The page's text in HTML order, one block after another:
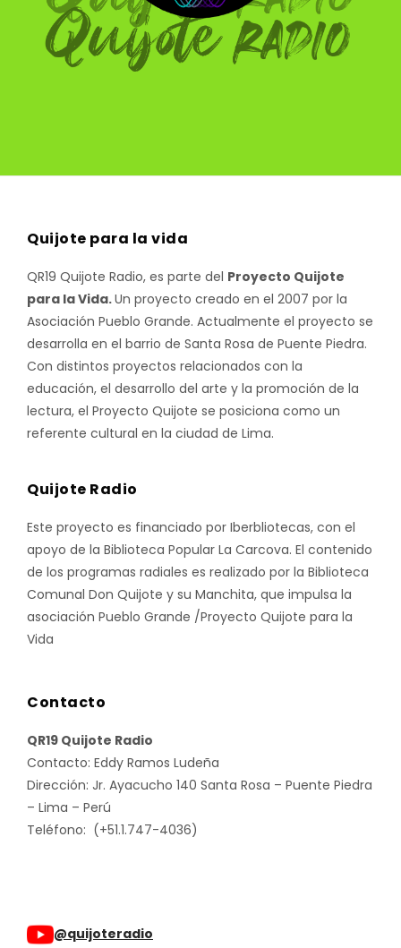
Quijote para la vida
QR19 Quijote Radio, es parte del Proyecto Quijote
para la Vida.Un proyecto creado en el 2007 por la
Asociación Pueblo Grande. Actualmente el proyecto se
desarrolla en el barrio de Santa Rosa de Puente Piedra.
Con distintos proyectos relacionados con la
educación, el desarrollo del arte y la promoción de la
lectura, el Proyecto Quijote se posiciona como un
referente cultural en la ciudad de Lima.
Quijote Radio
Este proyecto es financiado por Iberbliotecas, con el
apoyo de la Biblioteca Popular La Carcova. El contenido
de los programas radiales es realizado por la Biblioteca
Comunal Don Quijote y su Manchita, que impulsa la
asociación Pueblo Grande /Proyecto Quijote para la
Vida
Contacto
QR19 Quijote Radio
Contacto: Eddy Ramos Ludeña
Dirección: Jr. Ayacucho 140 Santa Rosa – Puente Piedra
– Lima – Perú
Teléfono: (+51.1.747-4036)
@quijoteradio